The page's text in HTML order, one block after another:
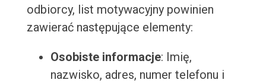
odbiorcy, list motywacyjny powinien
zawierać następujące elementy:
Osobiste informacje: Imię,
nazwisko, adres, numer telefonu i